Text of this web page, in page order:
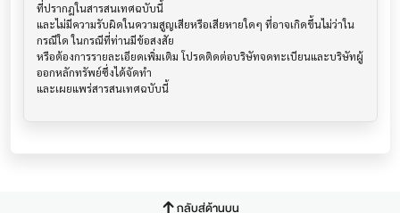
ที่ปรากฎในสารสนเทศฉบับนี้
และไม่มีความรับผิดในความสูญเสียหรือเสียหายใดๆ ที่อาจเกิดขึ้นไม่ว่าใน
กรณีใด ในกรณีที่ท่านมีข้อสงสัย
หรือต้องการรายละเอียดเพิ่มเติม โปรดติดต่อบริษัทจดทะเบียนและบริษัทผู้
ออกหลักทรัพย์ซึ่งได้จัดทำ
และเผยแพร่สารสนเทศฉบับนี้
กลับสู่ด้านบน